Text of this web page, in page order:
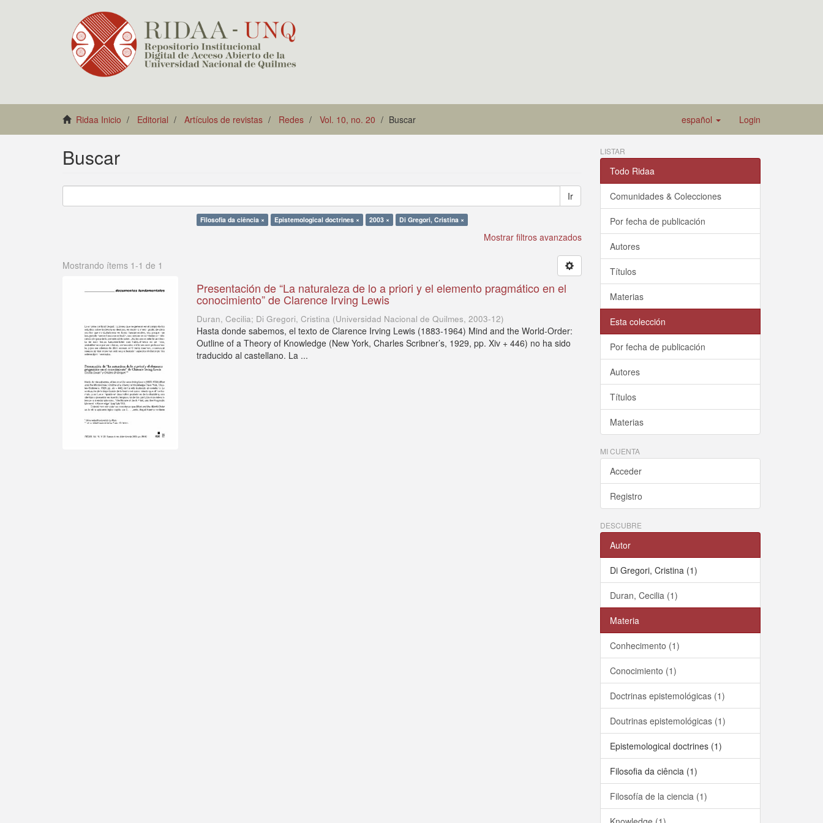
Ridaa Inicio Editorial Artículos de revistas Redes Vol. 10, no. 20 Buscar español Login
Buscar
Ir
Filosofia da ciência × Epistemological doctrines × 2003 × Di Gregori, Cristina ×
Mostrar filtros avanzados
Mostrando ítems 1-1 de 1
Presentación de “La naturaleza de lo a priori y el elemento pragmático en el
conocimiento” de Clarence Irving Lewis
Duran, Cecilia; Di Gregori, Cristina (Universidad Nacional de Quilmes,2003-12)
Hasta donde sabemos, el texto de Clarence Irving Lewis (1883-1964) Mind and the World-Order:
Outline of a Theory of Knowledge (New York, Charles Scribner’s, 1929, pp. Xiv + 446) no ha sido
traducido al castellano. La ...
LISTAR
Todo Ridaa
Comunidades & Colecciones
Por fecha de publicación
Autores
Títulos
Materias
Esta colección
Por fecha de publicación
Autores
Títulos
Materias
MI CUENTA
Acceder
Registro
DESCUBRE
Autor
Di Gregori, Cristina (1)
Duran, Cecilia (1)
Materia
Conhecimento (1)
Conocimiento (1)
Doctrinas epistemológicas (1)
Doutrinas epistemológicas (1)
Epistemological doctrines (1)
Filosofia da ciência (1)
Filosofía de la ciencia (1)